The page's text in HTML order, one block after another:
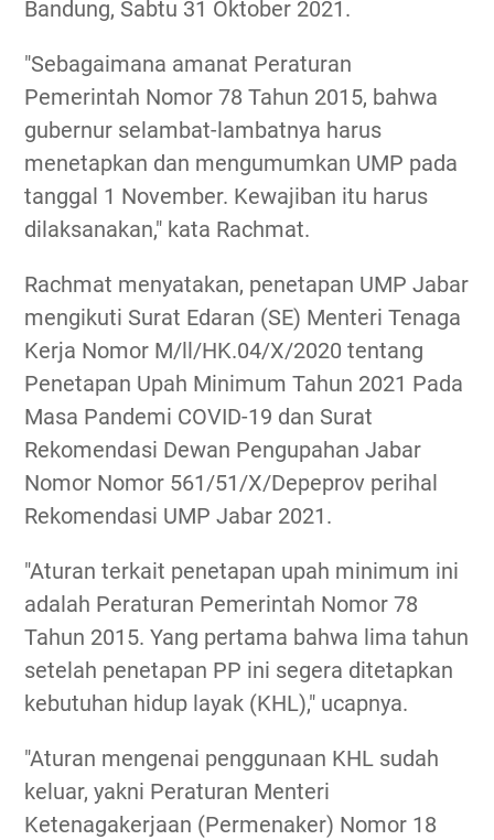
Bandung, Sabtu 31 Oktober 2021.
"Sebagaimana amanat Peraturan
Pemerintah Nomor 78 Tahun 2015, bahwa
gubernur selambat-lambatnya harus
menetapkan dan mengumumkan UMP pada
tanggal 1 November. Kewajiban itu harus
dilaksanakan," kata Rachmat.
Rachmat menyatakan, penetapan UMP Jabar
mengikuti Surat Edaran (SE) Menteri Tenaga
Kerja Nomor M/ll/HK.04/X/2020 tentang
Penetapan Upah Minimum Tahun 2021 Pada
Masa Pandemi COVID-19 dan Surat
Rekomendasi Dewan Pengupahan Jabar
Nomor Nomor 561/51/X/Depeprov perihal
Rekomendasi UMP Jabar 2021.
"Aturan terkait penetapan upah minimum ini
adalah Peraturan Pemerintah Nomor 78
Tahun 2015. Yang pertama bahwa lima tahun
setelah penetapan PP ini segera ditetapkan
kebutuhan hidup layak (KHL)," ucapnya.
"Aturan mengenai penggunaan KHL sudah
keluar, yakni Peraturan Menteri
Ketenagakerjaan (Permenaker) Nomor 18